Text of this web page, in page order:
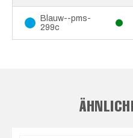
Blauw--pms-
299c